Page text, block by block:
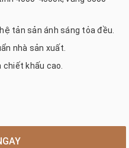
tản sản ánh sáng tỏa đều.
nhà sản xuất.
khấu cao.